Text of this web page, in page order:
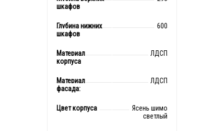
шкафов
Глубина нижних
шкафов
600
Материал
корпуса
ЛДСП
Материал
фасада:
ЛДСП
Цвет корпуса
Ясень шимо
светлый